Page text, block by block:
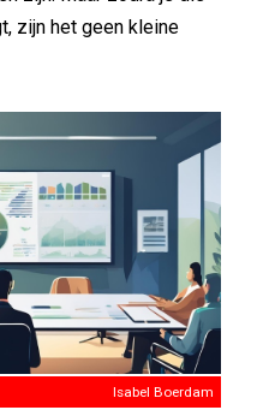
zijn het geen kleine
Isabel Boerdam